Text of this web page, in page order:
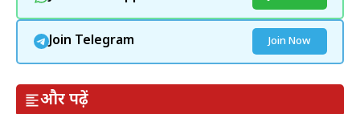
Join Telegram Join Now
और पढ़ें